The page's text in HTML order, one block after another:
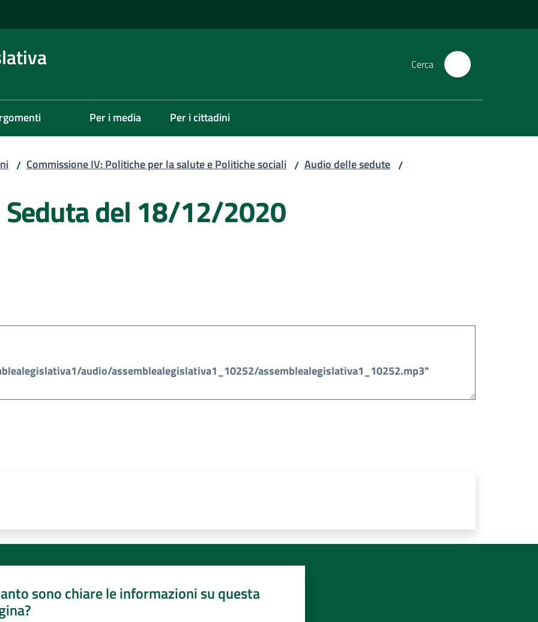
Cerca
Per i media Per i cittadini
/ Commissione IV: Politiche per la salute e Politiche sociali / Audio delle sedute /
Seduta del 18/12/2020
sono chiare le informazioni su questa